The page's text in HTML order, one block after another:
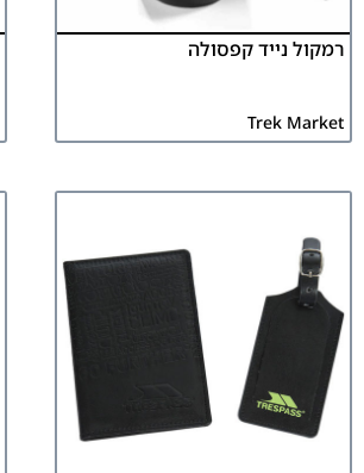
רמקול נייד קפסולה
Trek Market